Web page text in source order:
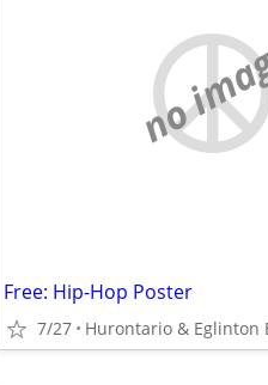
no
Free: Hip-Hop Poster
7/27 Hurontario & Eglinton